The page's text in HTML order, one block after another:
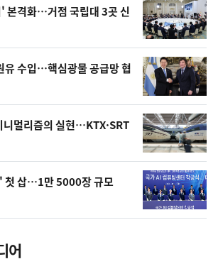
본격화…거점 국립대 3곳 신
유 수입…핵심광물 공급망 협
멀리즘의 실현…KTX·SRT
첫 삽…1만 5000장 규모
어